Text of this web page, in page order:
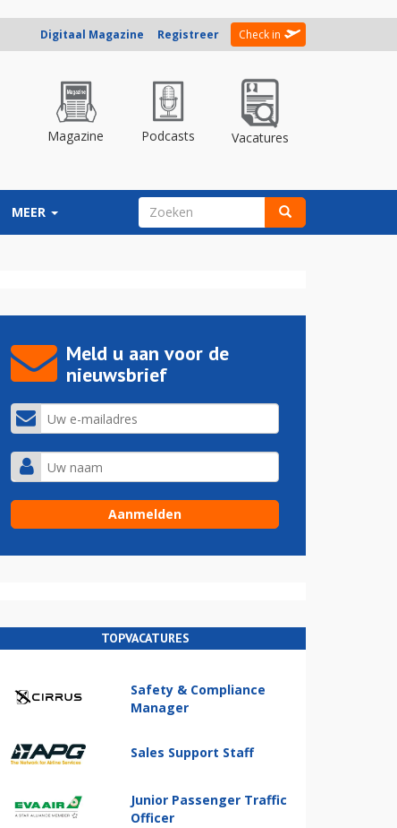
Digitaal Magazine Registreer Check in
Magazine Podcasts Vacatures
MEER ZOEKVELD
Meld u aan voor de
nieuwsbrief
TOPVACATURES
Safety & Compliance
Manager
Sales Support Staff
Junior Passenger Traffic
Officer